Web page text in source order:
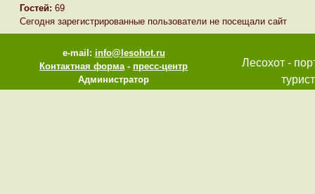
Гостей: 69
Сегодня зарегистрированные пользователи не посещали сайт
e-mail: info@lesohot.ru
Контактная форма-пресс-центр
Администратор
Лесохот -